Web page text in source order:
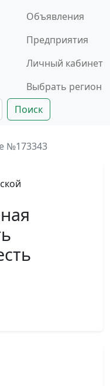
Объявления
Предприятия
Личный кабинет
Выбрать регион
Поиск
№173343